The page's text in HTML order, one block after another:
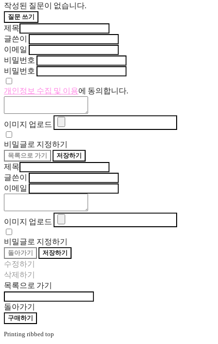
작성된 질문이 없습니다.
질문 쓰기
제목
글쓴이
이메일
비밀번호
비밀번호
개인정보 수집 및 이용에 동의합니다.
이미지 업로드
비밀글로 지정하기
목록으로 가기 저장하기
제목
글쓴이
이메일
이미지 업로드
비밀글로 지정하기
돌아가기 저장하기
수정하기
삭제하기
목록으로 가기
돌아가기
구매하기
Printing ribbed top